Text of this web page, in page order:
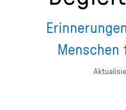
Menschen